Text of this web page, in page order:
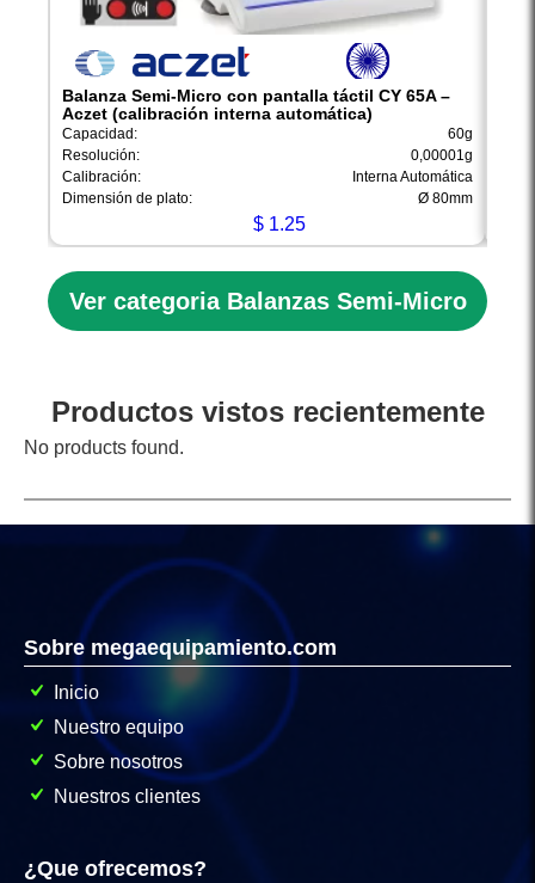
Balanza Semi-Micro con pantalla táctil CY 65A –
Aczet (calibración interna automática)
Capacidad:
60g
Resolución:
0,00001g
Calibración:
Interna Automática
Dimensión de plato:
Ø 80mm
$ 1.25
Ver categoria Balanzas Semi-Micro
Productos vistos recientemente
No products found.
Sobre megaequipamiento.com
Inicio
Nuestro equipo
Sobre nosotros
Nuestros clientes
¿Que ofrecemos?